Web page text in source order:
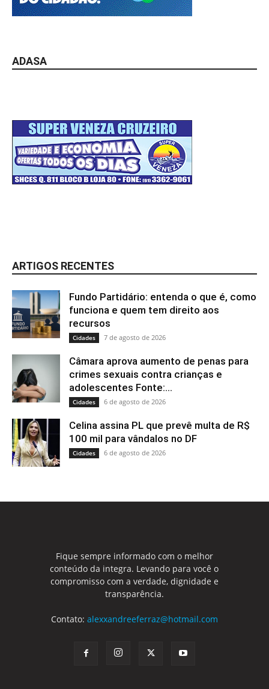
ADASA
ARTIGOS RECENTES
Fundo Partidário: entenda o que é, como
funciona e quem tem direito aos
recursos
Cidades 7 de agosto de 2026
Câmara aprova aumento de penas para
crimes sexuais contra crianças e
adolescentes Fonte:...
Cidades 6 de agosto de 2026
Celina assina PL que prevê multa de R$
100 mil para vândalos no DF
Cidades 6 de agosto de 2026
Fique sempre informado com o melhor
conteúdo da integra. Levando para você o
compromisso com a verdade, dignidade e
transparência.
Contato: alexxandreeferraz@hotmail.com